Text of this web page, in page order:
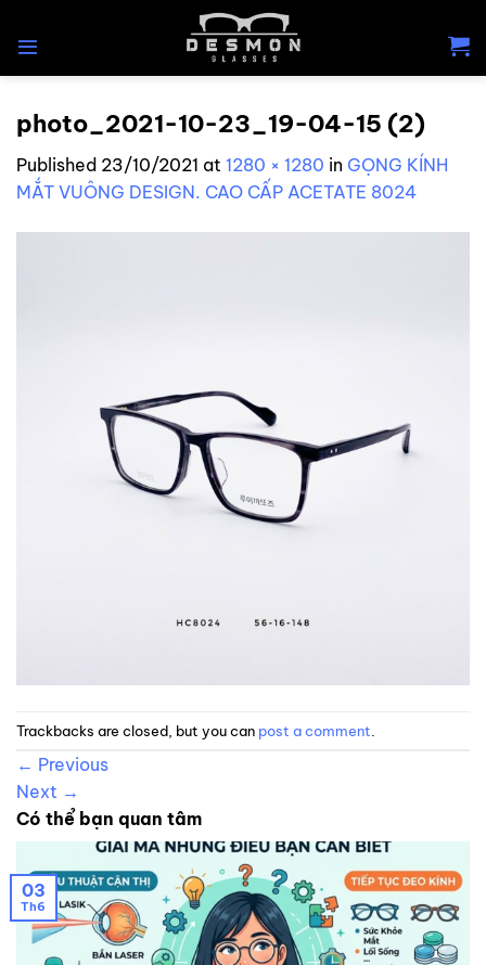
photo_2021-10-23_19-04-15 (2)
Published 23/10/2021 at 1280 × 1280 in GỌNG KÍNH
MẮT VUÔNG DESIGN. CAO CẤP ACETATE 8024
Trackbacks are closed, but you can post a comment
← Previous
Next →
Có thể bạn quan tâm
03
Th6